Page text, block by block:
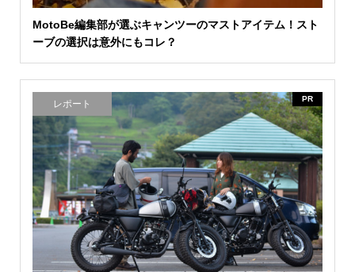
MotoBe編集部が選ぶキャンツーのマストアイテム！スト
ーブの選択は意外にもコレ？
レポート PR